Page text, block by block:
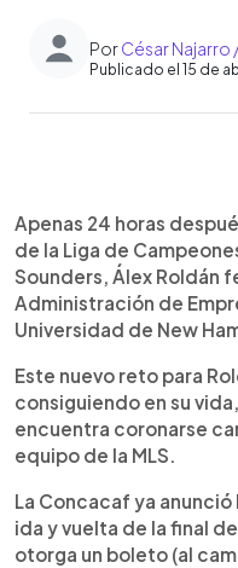
PorCésar Najarro
Publicado el 15 de
► Escuchar
Apenas 24 horas
de la Liga de
Sounders, Álex Roldán
Administración de
Universidad de New
Este nuevo reto para
consiguiendo en su
encuentra coronarse
equipo de la MLS.
La Concacaf ya
ida y vuelta de la final
otorga un boleto (al